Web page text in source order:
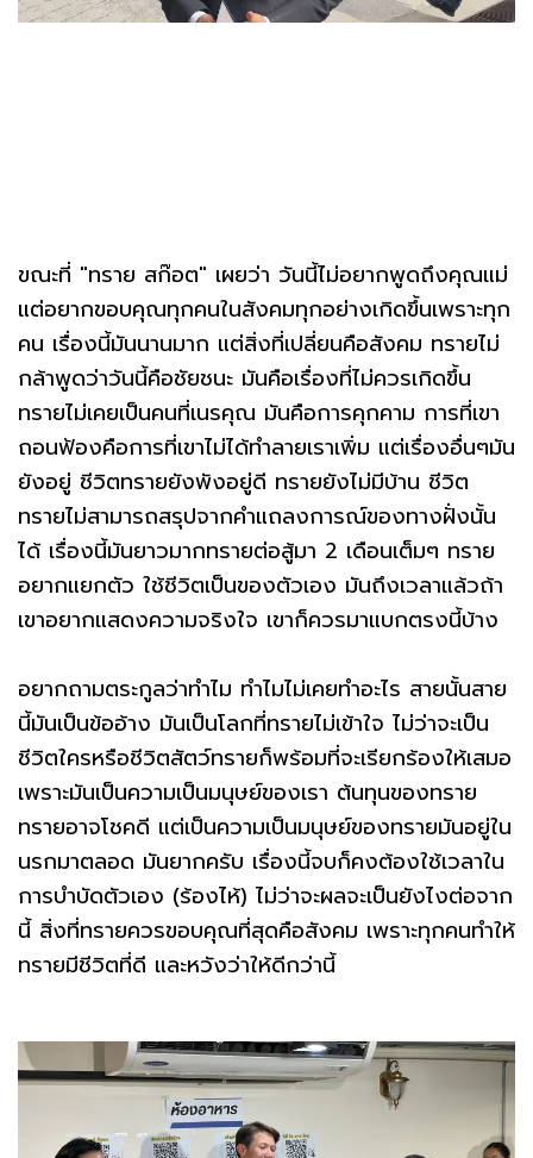
ขณะที่ "ทราย สก๊อต" เผยว่า วันนี้ไม่อยากพูดถึงคุณแม่
แต่อยากขอบคุณทุกคนในสังคมทุกอย่างเกิดขึ้นเพราะทุก
คน เรื่องนี้มันนานมาก แต่สิ่งที่เปลี่ยนคือสังคม ทรายไม่
กล้าพูดว่าวันนี้คือชัยชนะ มันคือเรื่องที่ไม่ควรเกิดขึ้น
ทรายไม่เคยเป็นคนที่เนรคุณ มันคือการคุกคาม การที่เขา
ถอนฟ้องคือการที่เขาไม่ได้ทำลายเราเพิ่ม แต่เรื่องอื่นๆมัน
ยังอยู่ ชีวิตทรายยังพังอยู่ดี ทรายยังไม่มีบ้าน ชีวิต
ทรายไม่สามารถสรุปจากคำแถลงการณ์ของทางฝั่งนั้น
ได้ เรื่องนี้มันยาวมากทรายต่อสู้มา 2 เดือนเต็มๆ ทราย
อยากแยกตัว ใช้ชีวิตเป็นของตัวเอง มันถึงเวลาแล้วถ้า
เขาอยากแสดงความจริงใจ เขาก็ควรมาแบกตรงนี้บ้าง
อยากถามตระกูลว่าทำไม ทำไมไม่เคยทำอะไร สายนั้นสาย
นี้มันเป็นข้ออ้าง มันเป็นโลกที่ทรายไม่เข้าใจ ไม่ว่าจะเป็น
ชีวิตใครหรือชีวิตสัตว์ทรายก็พร้อมที่จะเรียกร้องให้เสมอ
เพราะมันเป็นความเป็นมนุษย์ของเรา ต้นทุนของทราย
ทรายอาจโชคดี แต่เป็นความเป็นมนุษย์ของทรายมันอยู่ใน
นรกมาตลอด มันยากครับ เรื่องนี้จบก็คงต้องใช้เวลาใน
การบำบัดตัวเอง (ร้องไห้) ไม่ว่าจะผลจะเป็นยังไงต่อจาก
นี้ สิ่งที่ทรายควรขอบคุณที่สุดคือสังคม เพราะทุกคนทำให้
ทรายมีชีวิตที่ดี และหวังว่าให้ดีกว่านี้